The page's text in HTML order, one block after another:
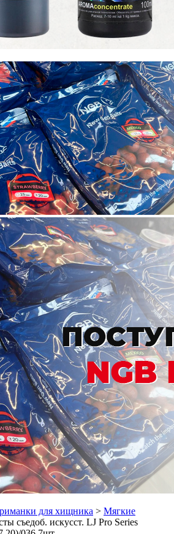
для хищника > Мягкие
съедоб. искусст. LJ Pro Series